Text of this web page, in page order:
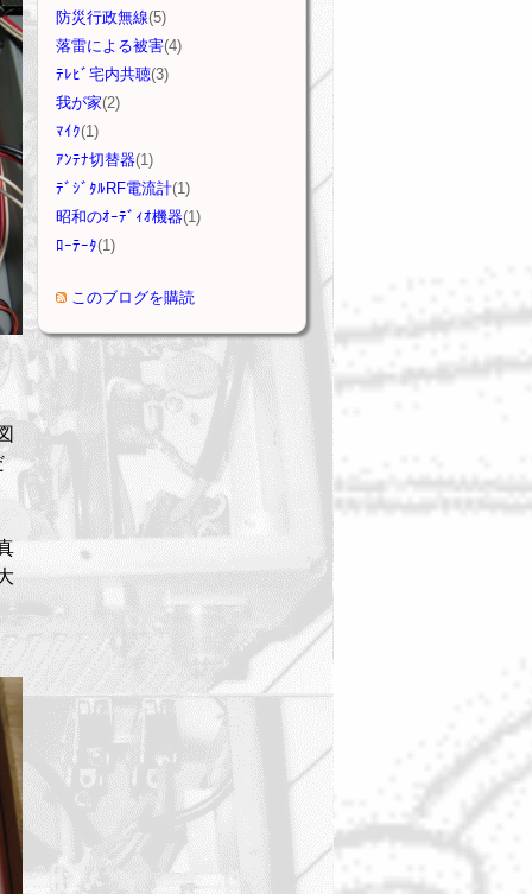
防災行政無線(5)
落雷による被害(4)
ﾃﾚﾋﾞ宅内共聴(3)
我が家(2)
ﾏｲｸ(1)
ｱﾝﾃﾅ切替器(1)
ﾃﾞｼﾞﾀﾙRF電流計(1)
昭和のｵｰﾃﾞｨｵ機器(1)
ﾛｰﾃｰﾀ(1)
このブログを購読